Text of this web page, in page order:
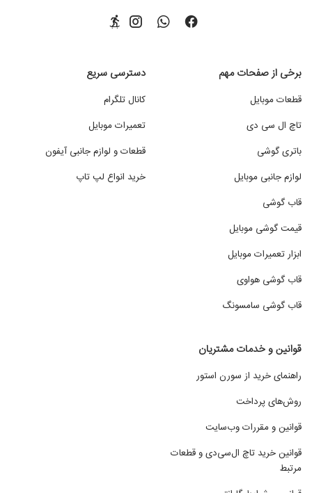
برخی از صفحات مهم
قطعات موبایل
تاچ ال سی دی
باتری گوشی
لوازم جانبی موبایل
قاب گوشی
قیمت گوشی موبایل
ابزار تعمیرات موبایل
قاب گوشی هواوی
قاب گوشی سامسونگ
دسترسی سریع
کانال تلگرام
تعمیرات موبایل
قطعات و لوازم جانبی آیفون
خرید انواع لپ تاپ
قوانین و خدمات مشتریان
راهنمای خرید از سورن استور
روش‌های پرداخت
قوانین و مقررات وب‌سایت
قوانین خرید تاچ ال‌سی‌دی و قطعات
مرتبط